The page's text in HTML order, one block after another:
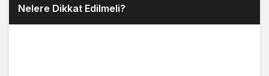
Nelere Dikkat Edilmeli?